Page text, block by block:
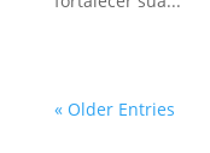
« Older Entries